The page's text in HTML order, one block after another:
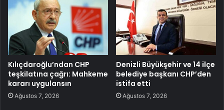
Kılıçdaroğlu’ndan CHP
teşkilatına çağrı: Mahkeme
kararı uygulansın
Ağustos 7, 2026
Denizli Büyükşehir ve 14 ilçe
belediye başkanı CHP’den
istifa etti
Ağustos 7, 2026